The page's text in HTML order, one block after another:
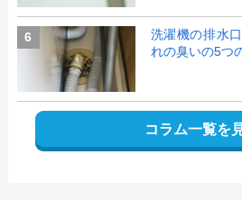
6
洗濯機の排水
れの臭いの5つ
コラム一覧を